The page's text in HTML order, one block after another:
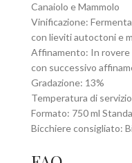
Canaiolo e Mammolo
Vinificazione:
con lieviti autoctoni e
Affinamento: In rovere
con successivo
Gradazione: 13%
Temperatura di
Formato: 750 ml
Bicchiere consigliato: